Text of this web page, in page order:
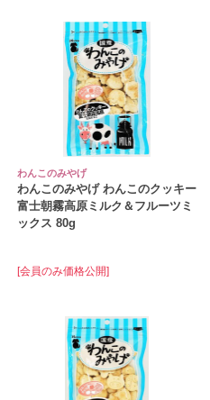
わんこのみやげ
わんこのみやげ わんこのクッキー
富士朝霧高原ミルク＆フルーツミ
ックス 80g
[会員のみ価格公開]